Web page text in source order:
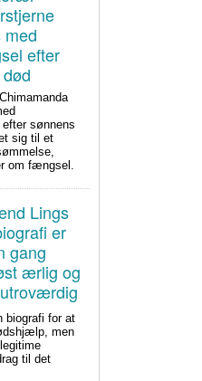
sønnens
sig til et
om fængsel.
biografi for at
men
til det